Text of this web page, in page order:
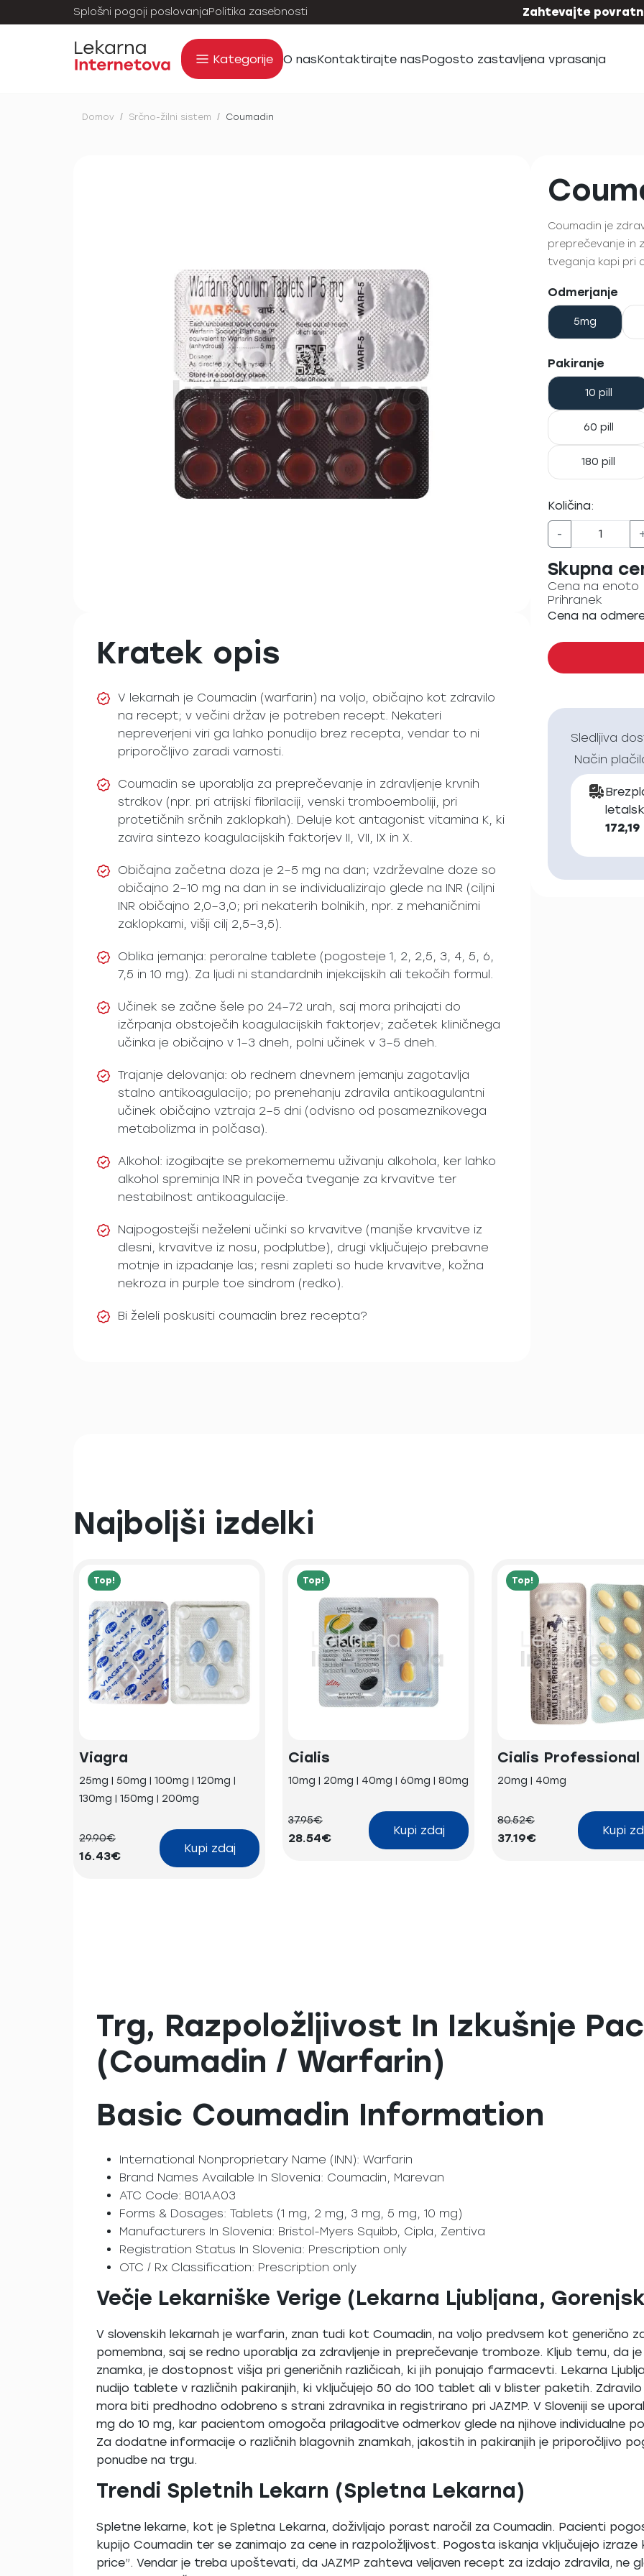
Splošni pogoji poslovanjaPolitika zasebnosti Zahtevajte
Kategorije O nasKontaktirajte nasPogosto zastavljena vprasanja
Domov / Srčno-žilni sistem / Coumadin
Kratek opis
V lekarnah je Coumadin (warfarin) na voljo, običajno kot zdravilo
na recept; v večini držav je potreben recept. Nekateri
nepreverjeni viri ga lahko ponudijo brez recepta, vendar to ni
priporočljivo zaradi varnosti.
Coumadin se uporablja za preprečevanje in zdravljenje krvnih
strdkov (npr. pri atrijski fibrilaciji, venski tromboemboliji, pri
protetičnih srčnih zaklopkah). Deluje kot antagonist vitamina K, ki
zavira sintezo koagulacijskih faktorjev II, VII, IX in X.
Običajna začetna doza je 2–5 mg na dan; vzdrževalne doze so
običajno 2–10 mg na dan in se individualizirajo glede na INR (ciljni
INR običajno 2,0–3,0; pri nekaterih bolnikih, npr. z mehaničnimi
zaklopkami, višji cilj 2,5–3,5).
Oblika jemanja: peroralne tablete (pogosteje 1, 2, 2,5, 3, 4, 5, 6,
7,5 in 10 mg). Za ljudi ni standardnih injekcijskih ali tekočih formul.
Učinek se začne šele po 24–72 urah, saj mora prihajati do
izčrpanja obstoječih koagulacijskih faktorjev; začetek kliničnega
učinka je običajno v 1–3 dneh, polni učinek v 3–5 dneh.
Trajanje delovanja: ob rednem dnevnem jemanju zagotavlja
stalno antikoagulacijo; po prenehanju zdravila antikoagulantni
učinek običajno vztraja 2–5 dni (odvisno od posameznikovega
metabolizma in polčasa).
Alkohol: izogibajte se prekomernemu uživanju alkohola, ker lahko
alkohol spreminja INR in poveča tveganje za krvavitve ter
nestabilnost antikoagulacije.
Najpogostejši neželeni učinki so krvavitve (manjše krvavitve iz
dlesni, krvavitve iz nosu, podplutbe), drugi vključujejo prebavne
motnje in izpadanje las; resni zapleti so hude krvavitve, kožna
nekroza in purple toe sindrom (redko).
Bi želeli poskusiti coumadin brez recepta?
Coumadin je
preprečevanje in
tveganja kapi pri
Odmerjanje
5mg
Pakiranje
10 pill
60 pill
180 pill
Količina:
-
Skupna
Cena na enoto
Prihranek
Cena na
Sledljiva
Način
172,19
Najboljši izdelki
Top!
Viagra
25mg | 50mg | 100mg | 120mg |
130mg | 150mg | 200mg
29.90€
16.43€
Kupi zdaj
Top!
Cialis
10mg | 20mg | 40mg | 60mg | 80mg
37.95€
28.54€
Kupi zdaj
Top!
Cialis Professional
20mg | 40mg
80.52€
37.19€
Kupi
Trg, Razpoložljivost In Izkušnje
(Coumadin / Warfarin)
Basic Coumadin Information
International Nonproprietary Name (INN): Warfarin
Brand Names Available In Slovenia: Coumadin, Marevan
ATC Code: B01AA03
Forms & Dosages: Tablets (1 mg, 2 mg, 3 mg, 5 mg, 10 mg)
Manufacturers In Slovenia: Bristol-Myers Squibb, Cipla, Zentiva
Registration Status In Slovenia: Prescription only
OTC / Rx Classification: Prescription only
Večje Lekarniške Verige (Lekarna Ljubljana,
V slovenskih lekarnah je warfarin, znan tudi kot Coumadin, na voljo predvsem kot generično
pomembna, saj se redno uporablja za zdravljenje in preprečevanje tromboze. Kljub temu, da
znamka, je dostopnost višja pri generičnih različicah, ki jih ponujajo farmacevti. Lekarna
nudijo tablete v različnih pakiranjih, ki vključujejo 50 do 100 tablet ali v blister paketih.
mora biti predhodno odobreno s strani zdravnika in registrirano pri JAZMP. V Sloveniji se
mg do 10 mg, kar pacientom omogoča prilagoditve odmerkov glede na njihove individualne
Za dodatne informacije o različnih blagovnih znamkah, jakostih in pakiranjih je priporočljivo
ponudbe na trgu.
Trendi Spletnih Lekarn (Spletna Lekarna)
Spletne lekarne, kot je Spletna Lekarna, doživljajo porast naročil za Coumadin. Pacienti
kupijo Coumadin ter se zanimajo za cene in razpoložljivost. Pogosta iskanja vključujejo izraze
price”. Vendar je treba upoštevati, da JAZMP zahteva veljaven recept za izdajo zdravila, ne